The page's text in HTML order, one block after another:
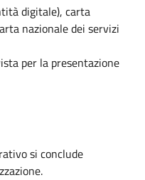
digitale), carta
nazionale dei servizi
per la presentazione
si conclude